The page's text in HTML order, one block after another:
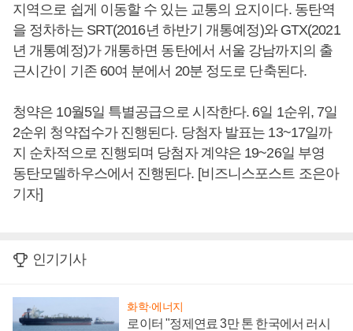
지역으로 쉽게 이동할 수 있는 교통의 요지이다. 동탄역
을 정차하는 SRT(2016년 하반기 개통예정)와 GTX(2021
년 개통예정)가 개통하면 동탄에서 서울 강남까지의 출
근시간이 기존 60여 분에서 20분 정도로 단축된다.
청약은 10월5일 특별공급으로 시작한다. 6일 1순위, 7일
2순위 청약접수가 진행된다. 당첨자 발표는 13~17일까
지 순차적으로 진행되며 당첨자 계약은 19~26일 부영
동탄모델하우스에서 진행된다. [비즈니스포스트 조은아
기자]
인기기사
화학·에너지
로이터 "정제연료 3만 톤 한국에서 러시